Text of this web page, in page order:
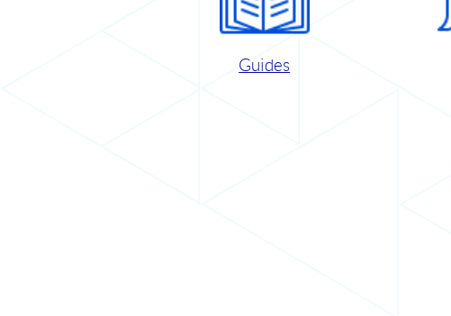
Guides